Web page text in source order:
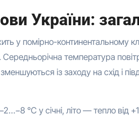
України:
у помірно-континентальному
температура
із заходу на схід і
°C у січні, літо — тепло від